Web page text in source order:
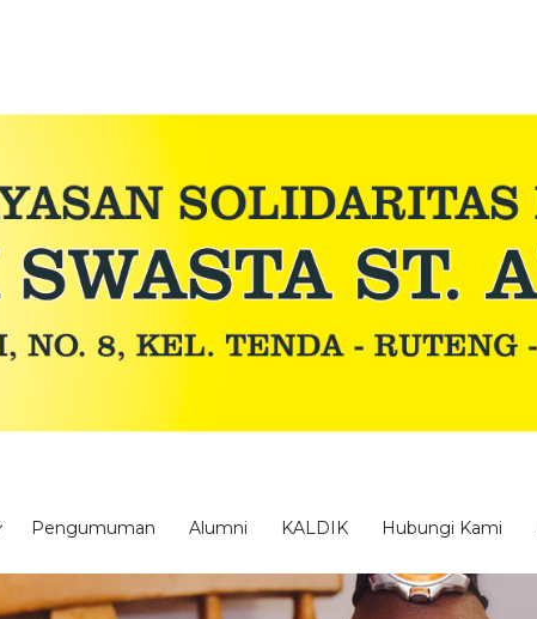
Pengumuman Alumni KALDIK Hubungi Kami